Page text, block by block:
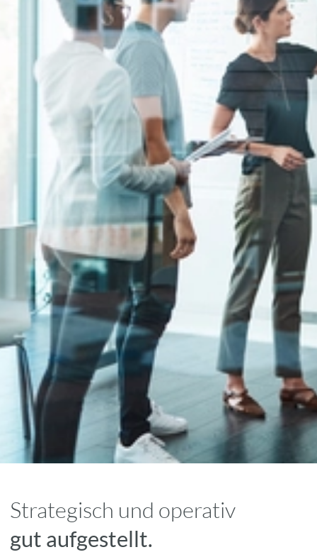
Strategisch und operativ
gut aufgestellt.